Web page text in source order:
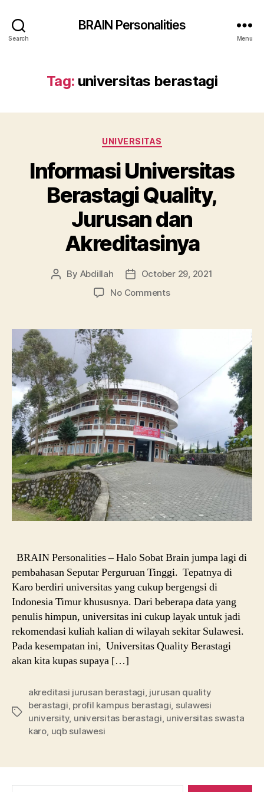
Search
BRAIN Personalities
Menu
Tag: universitas berastagi
Categories
UNIVERSITAS
Informasi Universitas
Berastagi Quality,
Jurusan dan
Akreditasinya
Post
By Abdillah
PostOctober 29, 2021
No Commentson
Berastagi
Akreditasinya
BRAIN Personalities – Halo Sobat Brain jumpa lagi di
pembahasan Seputar Perguruan Tinggi. Tepatnya di
Karo berdiri universitas yang cukup bergengsi di
Indonesia Timur khususnya. Dari beberapa data yang
penulis himpun, universitas ini cukup layak untuk jadi
rekomendasi kuliah kalian di wilayah sekitar Sulawesi.
Pada kesempatan ini, Universitas Quality Berastagi
akan kita kupas supaya […]
Tags
akreditasi jurusan berastagi, jurusan quality
berastagi, profil kampus berastagi, sulawesi
university, universitas berastagi, universitas swasta
karo, uqb sulawesi